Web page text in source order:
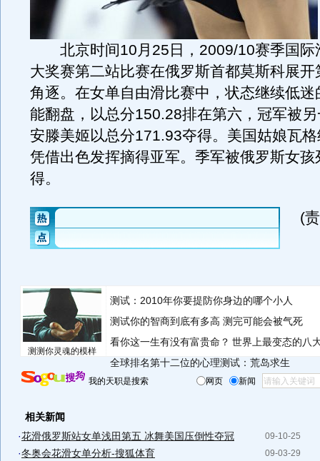
北京时间10月25日，2009/10赛季国际
大奖赛第二站比赛在俄罗斯首都莫斯科展开
角逐。在女单自由滑比赛中，状态继续低迷
能翻盘，以总分150.28排在第六，冠军被
安滕美姬以总分171.93夺得。美国姑娘瓦
凭借出色发挥摘得亚军。季军被俄罗斯女孩
得。
(
测测你灵魂的模样
测试：2010年你要提防你身边的哪个小人
测试你的智商到底有多高 测完可能会被气死
看你这一生有没有富贵命？ 世界上最变态的八
全球排名第十二位的心理测试：荒岛求生
我的天职是搜索 网页 新闻
相关新闻
09-10-25
·花滑俄罗斯站女单浅田第五 冰舞美国压倒性夺冠
09-03-29
·冬奥会花滑女单分析-搜狐体育